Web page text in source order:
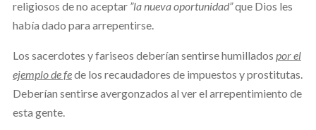
religiosos de no aceptar ”la nueva oportunidad”que Dios les
había dado para arrepentirse.
Los sacerdotes y fariseos deberían sentirse humillados por el
ejemplo de fede los recaudadores de impuestos y prostitutas.
Deberían sentirse avergonzados al ver el arrepentimiento de
esta gente.